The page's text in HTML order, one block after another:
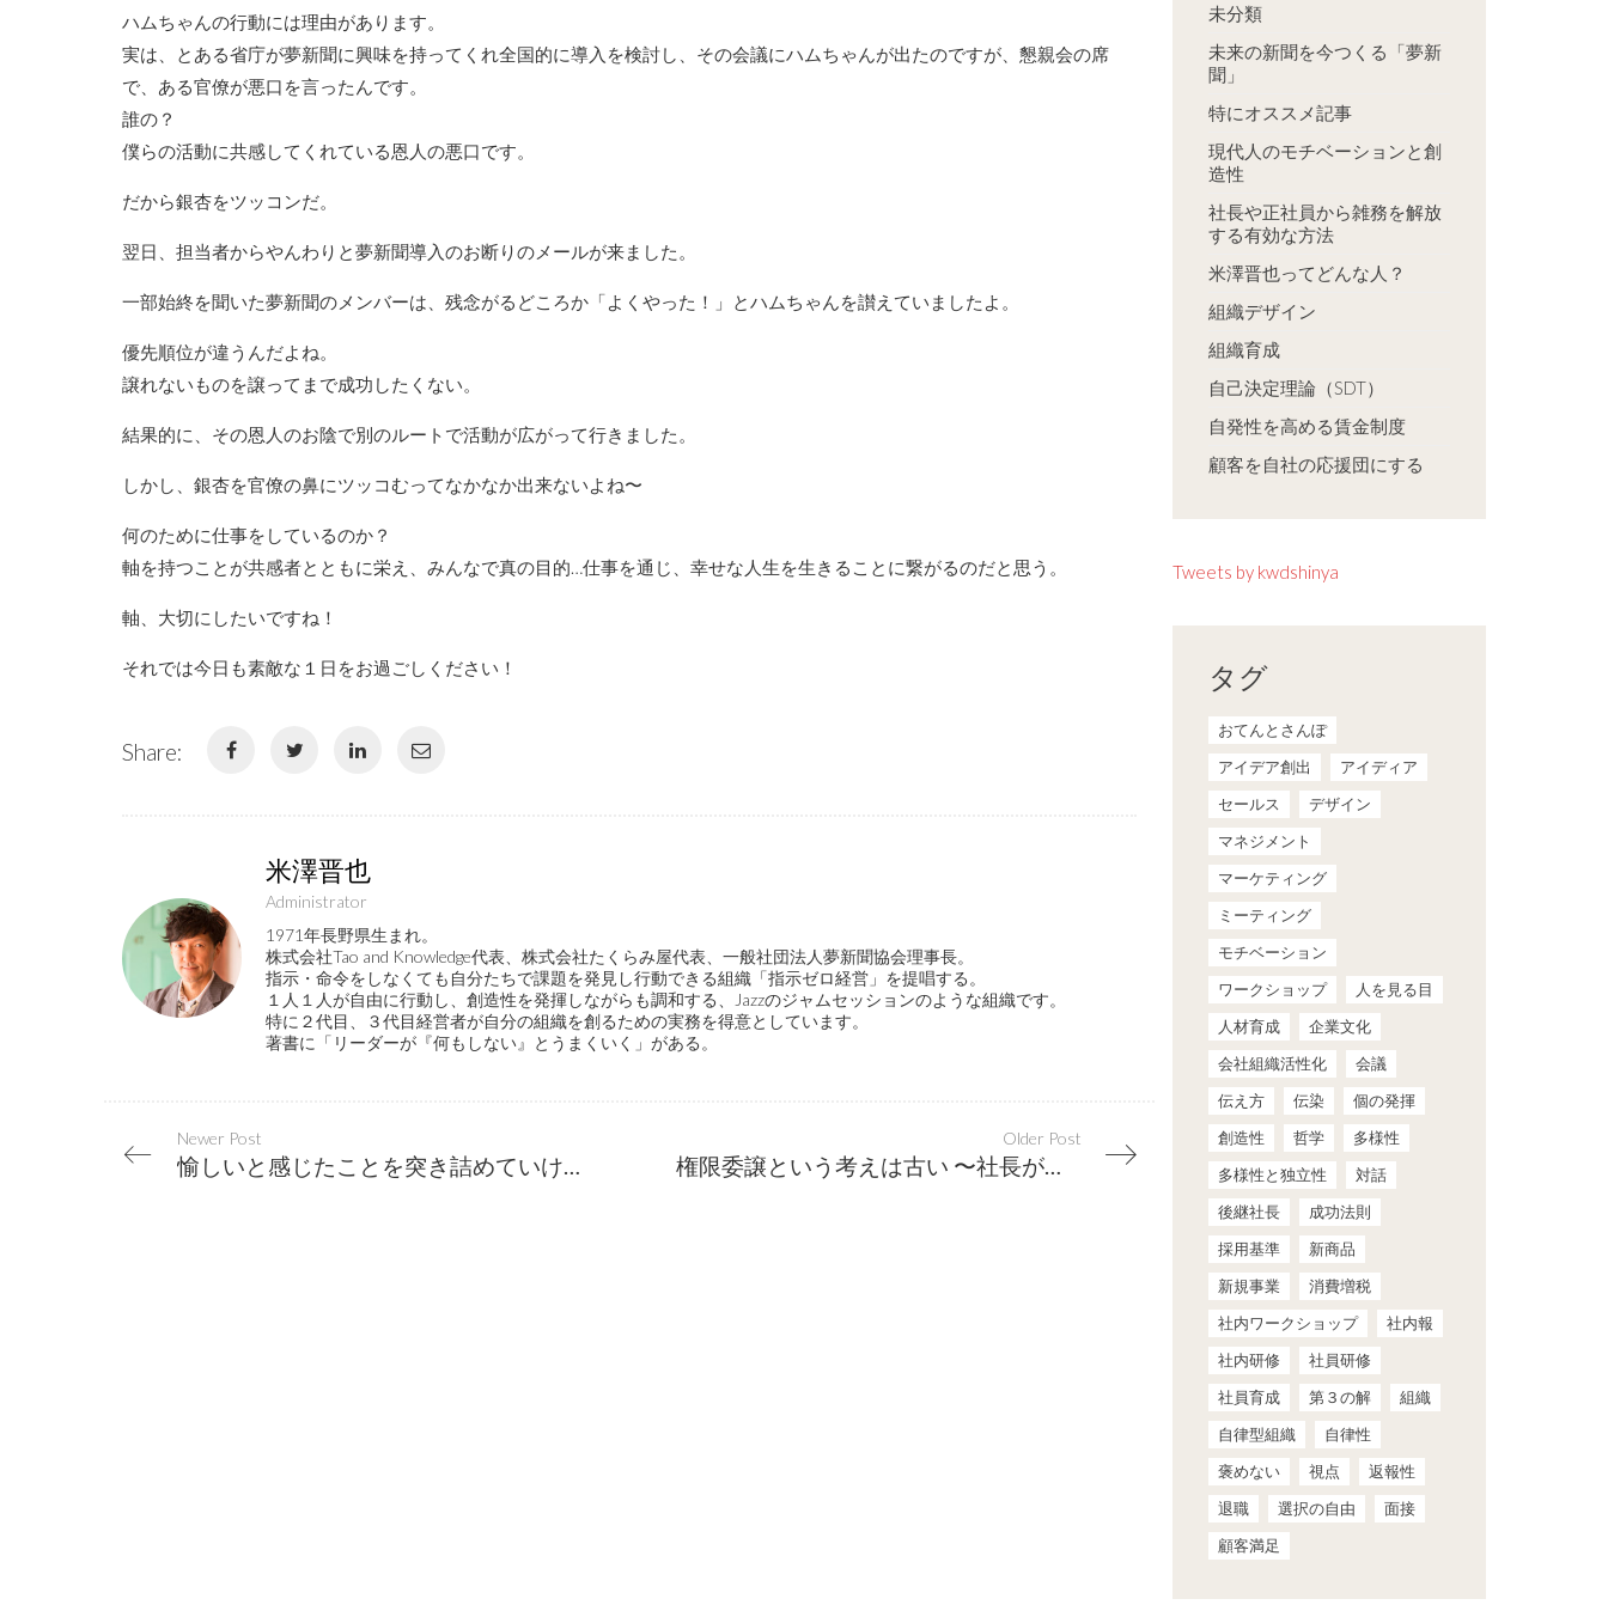
ハムちゃんの行動には理由があります。
実は、とある省庁が夢新聞に興味を持ってくれ全国的に導入を検討し、その会議にハムちゃんが出たのですが、懇親会の席
で、ある官僚が悪口を言ったんです。
誰の？
僕らの活動に共感してくれている恩人の悪口です。
だから銀杏をツッコンだ。
翌日、担当者からやんわりと夢新聞導入のお断りのメールが来ました。
一部始終を聞いた夢新聞のメンバーは、残念がるどころか「よくやった！」とハムちゃんを讃えていましたよ。
優先順位が違うんだよね。
譲れないものを譲ってまで成功したくない。
結果的に、その恩人のお陰で別のルートで活動が広がって行きました。
しかし、銀杏を官僚の鼻にツッコむってなかなか出来ないよね〜
何のために仕事をしているのか？
軸を持つことが共感者とともに栄え、みんなで真の目的…仕事を通じ、幸せな人生を生きることに繋がるのだと思う。
軸、大切にしたいですね！
それでは今日も素敵な１日をお過ごしください！
Share:
米澤晋也
Administrator
1971年長野県生まれ。
株式会社Tao and Knowledge代表、株式会社たくらみ屋代表、一般社団法人夢新聞協会理事長。
指示・命令をしなくても自分たちで課題を発見し行動できる組織「指示ゼロ経営」を提唱する。
１人１人が自由に行動し、創造性を発揮しながらも調和する、Jazzのジャムセッションのような組織です。
特に２代目、３代目経営者が自分の組織を創るための実務を得意としています。
著書に「リーダーが『何もしない』とうまくいく」がある。
Newer Post
愉しいと感じたことを突き詰めていけば、人生を賭けてやるべきことが分かる
Older Post
権限委譲という考えは古い 〜社長が負けを認める経営〜
未分類
未来の新聞を今つくる「夢新
聞」
特にオススメ記事
現代人のモチベーションと創
造性
社長や正社員から雑務を解放
する有効な方法
米澤晋也ってどんな人？
組織デザイン
組織育成
自己決定理論（SDT）
自発性を高める賃金制度
顧客を自社の応援団にする
Tweets by kwdshinya
タグ
おてんとさんぽ
アイデア創出
アイディア
セールス
デザイン
マネジメント
マーケティング
ミーティング
モチベーション
ワークショップ
人を見る目
人材育成
企業文化
会社組織活性化
会議
伝え方
伝染
個の発揮
創造性
哲学
多様性
多様性と独立性
対話
後継社長
成功法則
採用基準
新商品
新規事業
消費増税
社内ワークショップ
社内報
社内研修
社員研修
社員育成
第３の解
組織
自律型組織
自律性
褒めない
視点
返報性
退職
選択の自由
面接
顧客満足